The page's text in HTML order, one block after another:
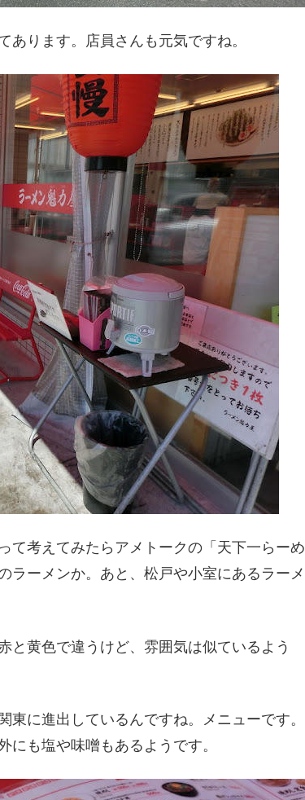
ります。店員さんも元気ですね。
て考えてみたらアメトークの「天下一らーめ
ラーメンか。あと、松戸や小室にあるラーメ
と黄色で違うけど、雰囲気は似ているよう
に進出しているんですね。メニューです。
も塩や味噌もあるようです。